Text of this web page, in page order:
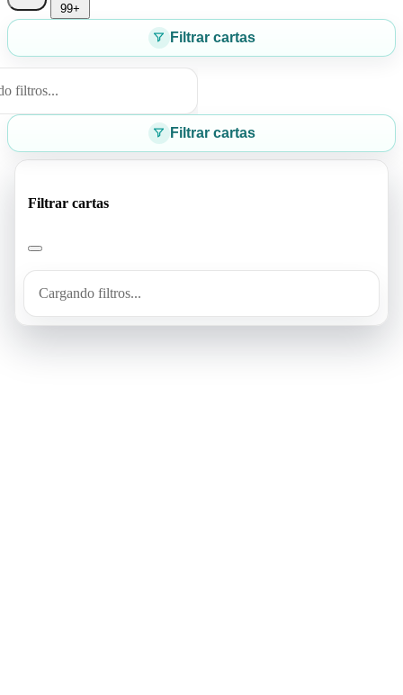
99+
Filtrar cartas
filtros...
Filtrar cartas
Filtrar cartas
Cargando filtros...